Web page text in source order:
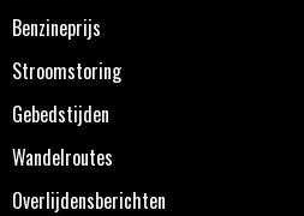
Benzineprijs
Stroomstoring
Gebedstijden
Wandelroutes
Overlijdensberichten